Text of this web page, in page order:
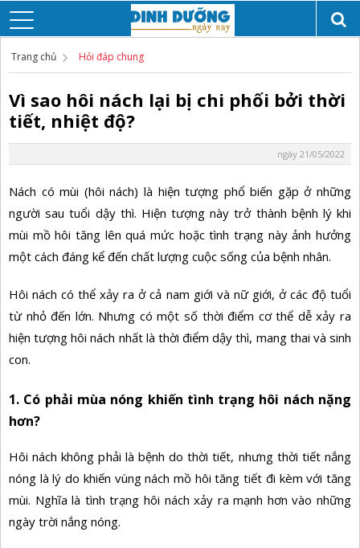
Trang chủ Hỏi đáp chung
Vì sao hôi nách lại bị chi phối bởi thời
tiết, nhiệt độ?
ngày 21/05/2022
Nách có mùi (hôi nách) là hiện tượng phổ biến gặp ở những
người sau tuổi dậy thì. Hiện tượng này trở thành bệnh lý khi
mùi mồ hôi tăng lên quá mức hoặc tình trạng này ảnh hưởng
một cách đáng kể đến chất lượng cuộc sống của bệnh nhân.
Hôi nách có thể xảy ra ở cả nam giới và nữ giới, ở các độ tuổi
từ nhỏ đến lớn. Nhưng có một số thời điểm cơ thể dễ xảy ra
hiện tượng hôi nách nhất là thời điểm dậy thì, mang thai và sinh
con.
1. Có phải mùa nóng khiến tình trạng hôi nách nặng
hơn?
Hôi nách không phải là bệnh do thời tiết, nhưng thời tiết nắng
nóng là lý do khiến vùng nách mồ hôi tăng tiết đi kèm với tăng
mùi. Nghĩa là tình trạng hôi nách xảy ra mạnh hơn vào những
ngày trời nắng nóng.